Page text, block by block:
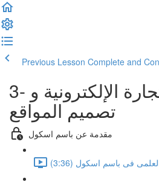
Previous Lesson Complete and
3- دليل تعلم التجارة الإلكترونية و
تصميم المواقع
مقدمة عن باسم اسكول
فى باسم اسكول (3:36)